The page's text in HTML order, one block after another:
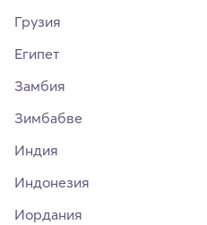
Грузия
Египет
Замбия
Зимбабве
Индия
Индонезия
Иордания